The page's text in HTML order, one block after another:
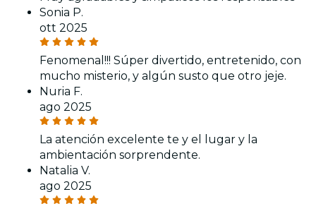
Sonia P.
ott 2025
Fenomenal!!! Súper divertido, entretenido, con
mucho misterio, y algún susto que otro jeje.
Nuria F.
ago 2025
La atención excelente te y el lugar y la
ambientación sorprendente.
Natalia V.
ago 2025